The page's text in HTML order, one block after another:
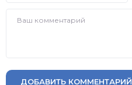
ДОБАВИТЬ КОММЕНТАРИЙ